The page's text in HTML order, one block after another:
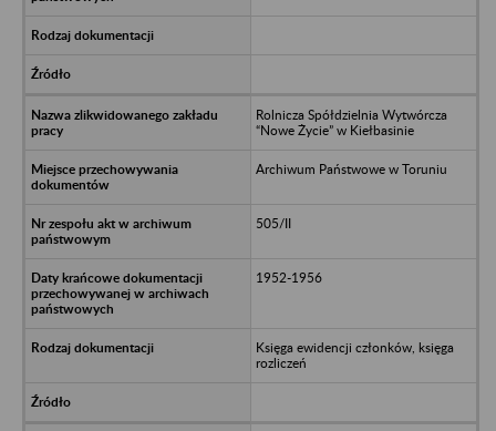
Rolnicza Spółdzielnia Wytwórcza
“Nowe Życie” w Kiełbasinie
Archiwum Państwowe w Toruniu
505/II
1952-1956
Księga ewidencji członków, księga
rozliczeń